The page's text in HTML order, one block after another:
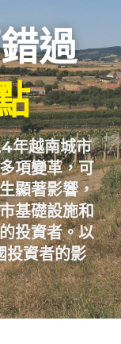
過
年越南城市
項變革，可
顯著影響，
基礎設施和
投資者。以
投資者的影